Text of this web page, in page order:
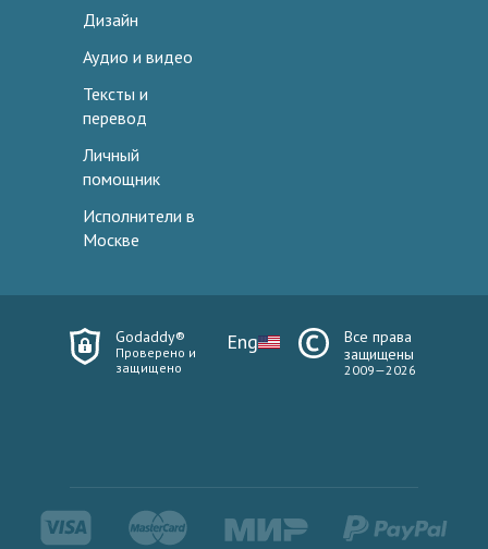
Дизайн
Аудио и видео
Тексты и
перевод
Личный
помощник
Исполнители в
Москве
Godaddy®
Проверено и
защищено
Eng
Все права
защищены
2009—2026